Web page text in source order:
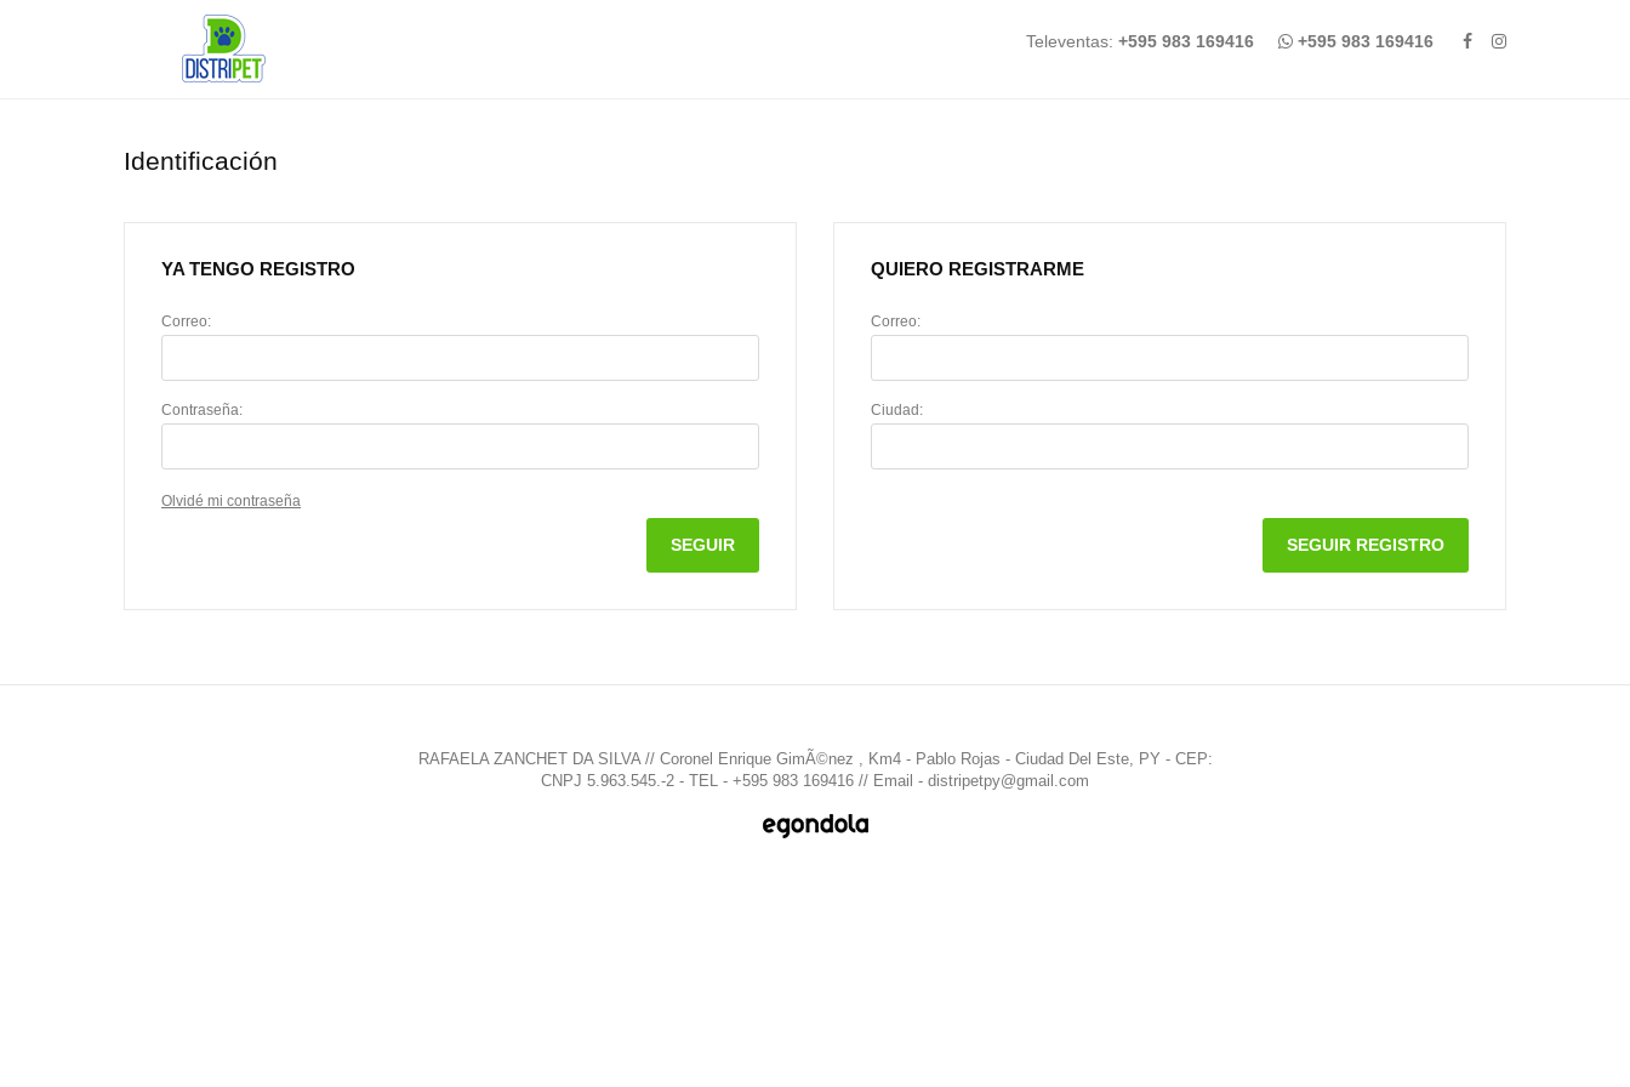
Televentas: +595 983 169416 +595 983 169416
Identificación
YA TENGO REGISTRO
Correo:
Contraseña:
Olvidé mi contraseña
SEGUIR
QUIERO REGISTRARME
Correo:
Ciudad:
SEGUIR REGISTRO
RAFAELA ZANCHET DA SILVA // Coronel Enrique GimÃ©nez , Km4 - Pablo Rojas - Ciudad Del Este, PY - CEP:
CNPJ 5.963.545.-2 - TEL - +595 983 169416 // Email - distripetpy@gmail.com